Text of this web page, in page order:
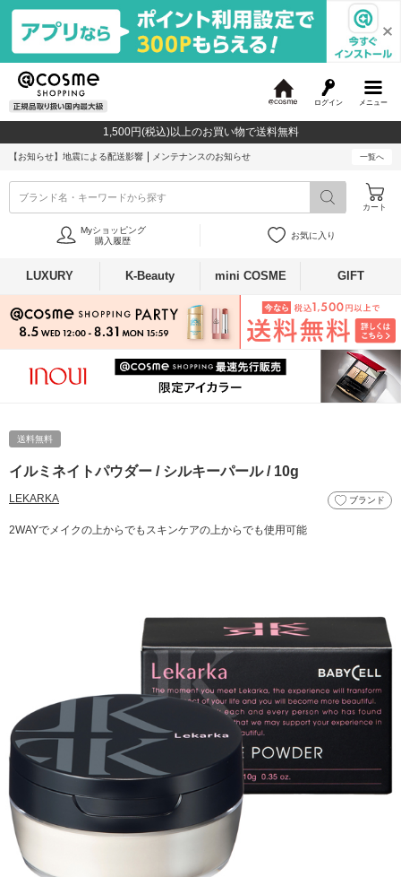
メニュー
ログイン
c
o
1,500円(税込)以上のお買い物で送料無料
【お知らせ】 地震による配送影響 メンテナンスのお知らせ 一覧へ
ブランド名・キーワードから探す
カート
Myショッピング
購入履歴
お気に入り
LUXURY K-Beauty mini COSME GIFT
送料無料
イルミネイトパウダー / シルキーパール / 10g
LEKARKA ブランド
2WAYでメイクの上からでもスキンケアの上からでも使用可能